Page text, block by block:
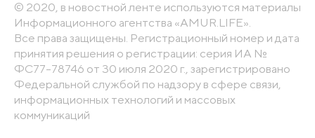
© 2020, в новостной ленте используются материалы
Информационного агентства «AMUR.LIFE».
Все права защищены. Регистрационный номер и дата
принятия решения о регистрации: серия ИА №
ФС77-78746 от 30 июля 2020 г., зарегистрировано
Федеральной службой по надзору в сфере связи,
информационных технологий и массовых
коммуникаций